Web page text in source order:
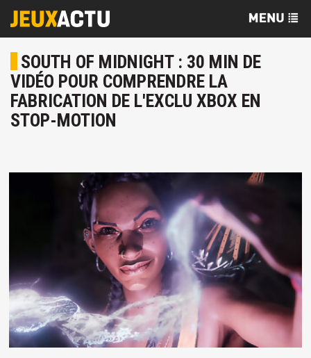
SOUTH OF MIDNIGHT : 30 MIN DE
VIDÉO POUR COMPRENDRE LA
FABRICATION DE L'EXCLU XBOX EN
STOP-MOTION